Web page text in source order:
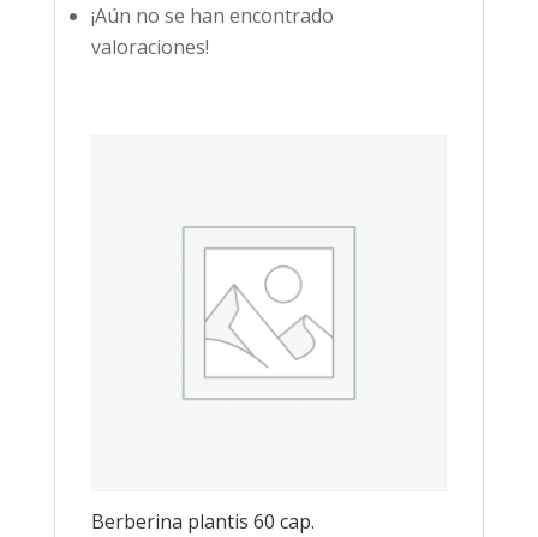
¡Aún no se han encontrado
valoraciones!
Berberina plantis 60 cap.